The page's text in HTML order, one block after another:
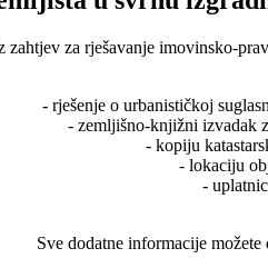
zahtjev za rješavanje imovinsko-
- rješenje o urbanističkoj
- zemljišno-knjižni izvadak
- kopiju
- lokaciju
-
Sve dodatne informacije